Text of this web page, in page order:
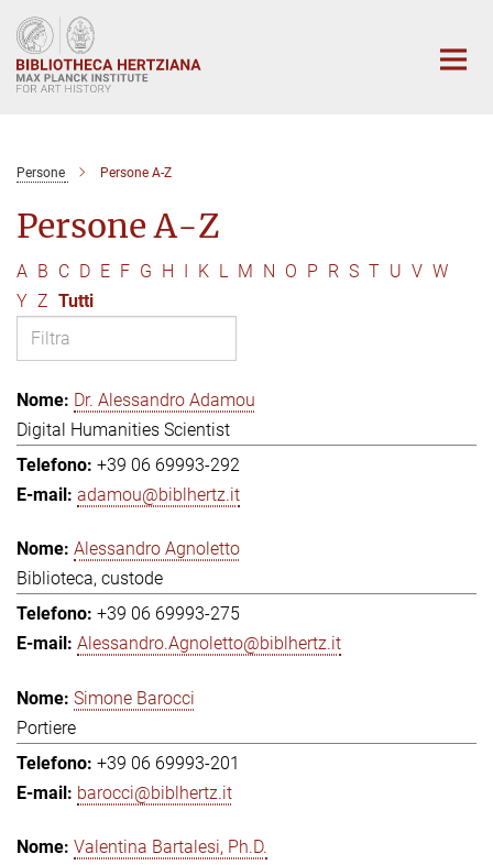
Main-
Content
Persone Persone A-Z
Persone A-Z
A B C D E F G H I K L M N O P R S T U V W
Y Z Tutti
Dr. Alessandro Adamou
Digital Humanities Scientist
+39 06 69993-292
adamou@biblhertz.it
Alessandro Agnoletto
Biblioteca, custode
+39 06 69993-275
Alessandro.Agnoletto@biblhertz.it
Simone Barocci
Portiere
+39 06 69993-201
barocci@biblhertz.it
Valentina Bartalesi, Ph.D.